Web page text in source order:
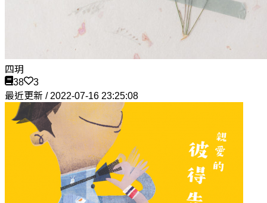
四玥
38
3
最近更新 / 2022-07-16 23:25:08